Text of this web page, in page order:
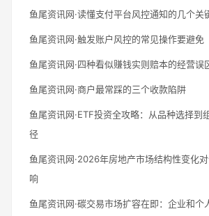
鱼尾资讯网·读懂支付平台风控通知的几个关
鱼尾资讯网·触发账户风控的常见操作要避免
鱼尾资讯网·四种看似赚钱实则赔本的经营误
鱼尾资讯网·商户最常踩的三个收款陷阱
鱼尾资讯网·ETF投资全攻略：从品种选择到
径
鱼尾资讯网·2026年房地产市场结构性变化
响
鱼尾资讯网·碳交易市场扩容在即：企业和个